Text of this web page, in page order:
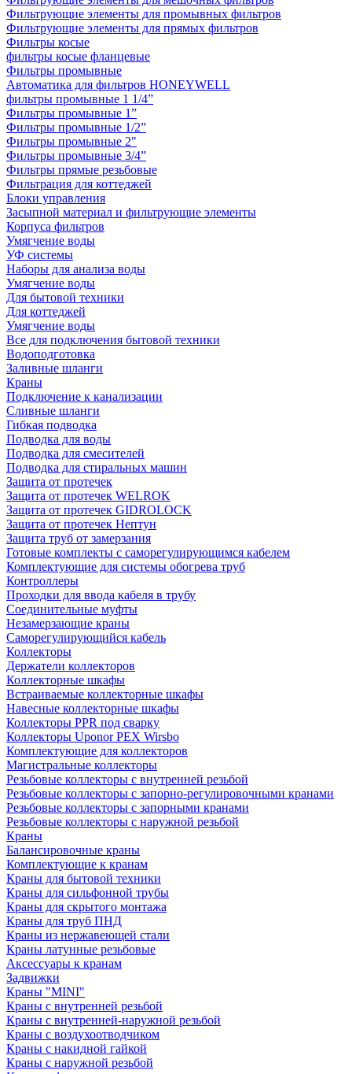
Фильтрующие элементы для промывных фильтров
Фильтрующие элементы для прямых фильтров
Фильтры косые
фильтры косые фланцевые
Фильтры промывные
Автоматика для фильтров HONEYWELL
фильтры промывные 1 1/4”
Фильтры промывные 1”
Фильтры промывные 1/2”
Фильтры промывные 2"
Фильтры промывные 3/4”
Фильтры прямые резьбовые
Фильтрация для коттеджей
Блоки управления
Засыпной материал и фильтрующие элементы
Корпуса фильтров
Умягчение воды
УФ системы
Наборы для анализа воды
Умягчение воды
Для бытовой техники
Для коттеджей
Умягчение воды
Все для подключения бытовой техники
Водоподготовка
Заливные шланги
Краны
Подключение к канализации
Сливные шланги
Гибкая подводка
Подводка для воды
Подводка для смесителей
Подводка для стиральных машин
Защита от протечек
Защита от протечек WELROK
Защита от протечек GIDROLOCK
Защита от протечек Нептун
Защита труб от замерзания
Готовые комплекты с саморегулирующимся кабелем
Комплектующие для системы обогрева труб
Контроллеры
Проходки для ввода кабеля в трубу
Соединительные муфты
Незамерзающие краны
Саморегулирующийся кабель
Коллекторы
Держатели коллекторов
Коллекторные шкафы
Встраиваемые коллекторные шкафы
Навесные коллекторные шкафы
Коллекторы PPR под сварку
Коллекторы Uponor PEX Wirsbo
Комплектующие для коллекторов
Магистральные коллекторы
Резьбовые коллекторы с внутренней резьбой
Резьбовые коллекторы с запорно-регулировочными кранами
Резьбовые коллекторы с запорными кранами
Резьбовые коллекторы с наружной резьбой
Краны
Балансировочные краны
Комплектующие к кранам
Краны для бытовой техники
Краны для сильфонной трубы
Краны для скрытого монтажа
Краны для труб ПНД
Краны из нержавеющей стали
Краны латунные резьбовые
Аксессуары к кранам
Задвижки
Краны "MINI"
Краны с внутренней резьбой
Краны с внутренней-наружной резьбой
Краны с воздухоотводчиком
Краны с накидной гайкой
Краны с наружной резьбой